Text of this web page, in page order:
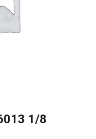
1/8